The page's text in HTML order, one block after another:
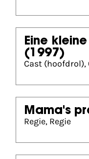
Eine
(1997)
Cast
Mama's
Regie, Regie